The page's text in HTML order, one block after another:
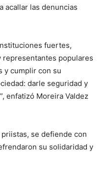
acallar las denuncias
fuertes,
populares
y cumplir con su
darle seguridad y
enfatizó Moreira Valdez
se defiende con
su solidaridad y